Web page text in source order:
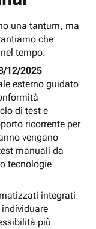
una tantum, ma
che
tempo:
12/2025
esterno guidato
di test e
ricorrente per
vengano
manuali da
tecnologie
integrati
più